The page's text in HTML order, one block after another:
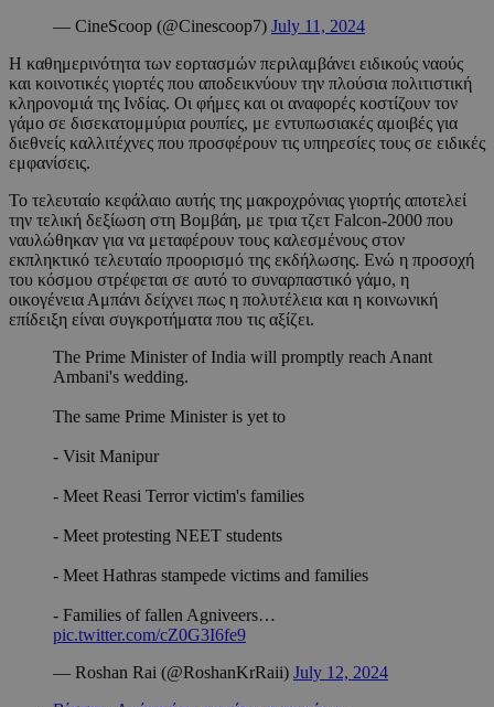
— CineScoop (@Cinescoop7) July 11, 2024
Η καθημερινότητα των εορτασμών περιλαμβάνει ειδικούς ναούς
και κοινοτικές γιορτές που αποδεικνύουν την πλούσια πολιτιστική
κληρονομιά της Ινδίας. Οι φήμες και οι αναφορές κοστίζουν τον
γάμο σε δισεκατομμύρια ρουπίες, με εντυπωσιακές αμοιβές για
διεθνείς καλλιτέχνες που προσφέρουν τις υπηρεσίες τους σε ειδικές
εμφανίσεις.
Το τελευταίο κεφάλαιο αυτής της μακροχρόνιας γιορτής αποτελεί
την τελική δεξίωση στη Βομβάη, με τρια τζετ Falcon-2000 που
ναυλώθηκαν για να μεταφέρουν τους καλεσμένους στον
εκπληκτικό τελευταίο προορισμό της εκδήλωσης. Ενώ η προσοχή
του κόσμου στρέφεται σε αυτό το συναρπαστικό γάμο, η
οικογένεια Αμπάνι δείχνει πως η πολυτέλεια και η κοινωνική
επίδειξη είναι συγκροτήματα που τις αξίζει.
The Prime Minister of India will promptly reach Anant
Ambani's wedding.
The same Prime Minister is yet to
- Visit Manipur
- Meet Reasi Terror victim's families
- Meet protesting NEET students
- Meet Hathras stampede victims and families
- Families of fallen Agniveers…
pic.twitter.com/cZ0G3I6fe9
— Roshan Rai (@RoshanKrRaii) July 12, 2024